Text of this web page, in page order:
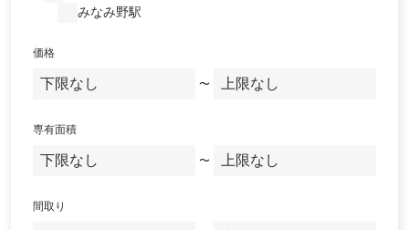
みなみ野駅
価格
〜
専有面積
〜
間取り